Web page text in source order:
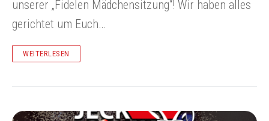
unserer „Fidelen Mädchensitzung“! Wir haben alles
gerichtet um Euch…
WEITERLESEN